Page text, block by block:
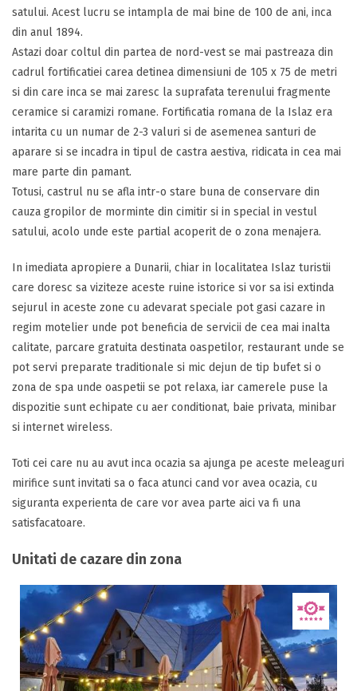
satului. Acest lucru se intampla de mai bine de 100 de ani, inca
din anul 1894.
Astazi doar coltul din partea de nord-vest se mai pastreaza din
cadrul fortificatiei carea detinea dimensiuni de 105 x 75 de metri
si din care inca se mai zaresc la suprafata terenului fragmente
ceramice si caramizi romane. Fortificatia romana de la Islaz era
intarita cu un numar de 2-3 valuri si de asemenea santuri de
aparare si se incadra in tipul de castra aestiva, ridicata in cea mai
mare parte din pamant.
Totusi, castrul nu se afla intr-o stare buna de conservare din
cauza gropilor de morminte din cimitir si in special in vestul
satului, acolo unde este partial acoperit de o zona menajera.
In imediata apropiere a Dunarii, chiar in localitatea Islaz turistii
care doresc sa viziteze aceste ruine istorice si vor sa isi extinda
sejurul in aceste zone cu adevarat speciale pot gasi cazare in
regim motelier unde pot beneficia de servicii de cea mai inalta
calitate, parcare gratuita destinata oaspetilor, restaurant unde se
pot servi preparate traditionale si mic dejun de tip bufet si o
zona de spa unde oaspetii se pot relaxa, iar camerele puse la
dispozitie sunt echipate cu aer conditionat, baie privata, minibar
si internet wireless.
Toti cei care nu au avut inca ocazia sa ajunga pe aceste meleaguri
mirifice sunt invitati sa o faca atunci cand vor avea ocazia, cu
siguranta experienta de care vor avea parte aici va fi una
satisfacatoare.
Unitati de cazare din zona